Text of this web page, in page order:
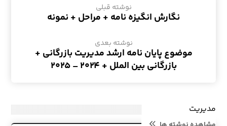
نوشته قبلی
نگارش انگیزه نامه + مراحل + نمونه
نوشته بعدی
موضوع پایان نامه ارشد مدیریت بازرگانی +
بازرگانی بین الملل + ۲۰۲۴ – ۲۰۲۵
مدیریت